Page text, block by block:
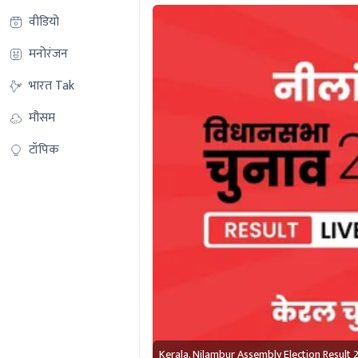
वीडियो
मनोरंजन
भारत Tak
मौसम
टॉपिक
Kerala, Nilambur Assembly Election Result